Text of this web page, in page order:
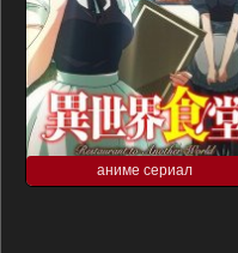
аниме сериал